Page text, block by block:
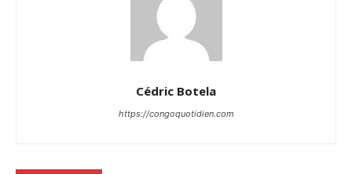
Cédric Botela
https://congoquotidien.com